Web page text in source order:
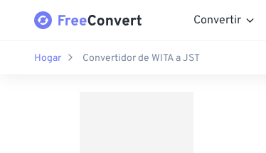
Convertir
Hogar Convertidor de WITA a JST